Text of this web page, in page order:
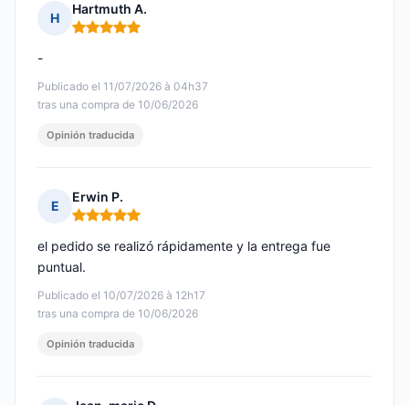
H
Hartmuth A.
Nota: 5 de 5
Publicado el 11/07/2026 à 04h37
tras una compra de 10/06/2026
-
Opinión traducida
E
Erwin P.
Nota: 5 de 5
Publicado el 10/07/2026 à 12h17
tras una compra de 10/06/2026
el pedido se realizó rápidamente y la entrega fue
puntual.
Opinión traducida